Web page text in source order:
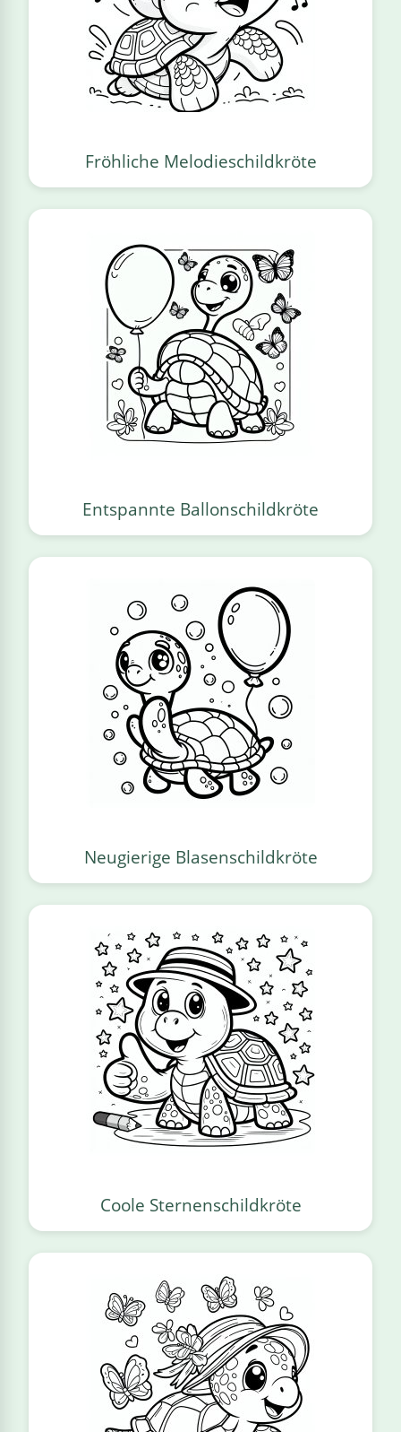
Fröhliche Melodieschildkröte
Entspannte Ballonschildkröte
Neugierige Blasenschildkröte
Coole Sternenschildkröte